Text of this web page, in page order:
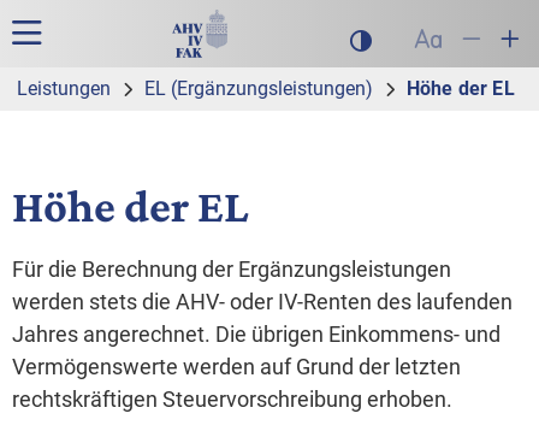
Zur Hauptnavigation
Zum Inhalt
Suche
Hauptnavigation Dunklen Modus
Schrift auf
Schrift
Leistungen EL (Ergänzungs­leistungen) Höhe der EL
Höhe der EL
Für die Berechnung der Ergänzungsleistungen
werden stets die AHV- oder IV-Renten des laufenden
Jahres angerechnet. Die übrigen Einkommens- und
Vermögenswerte werden auf Grund der letzten
rechtskräftigen Steuervorschreibung erhoben.